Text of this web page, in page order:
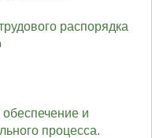
распорядка
и
процесса.